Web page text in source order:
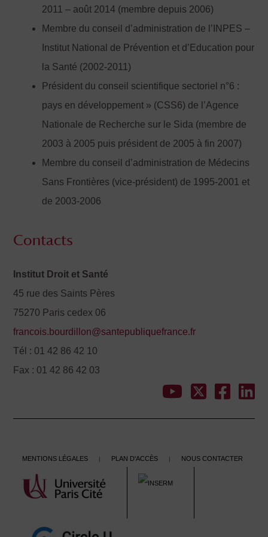
2011 – août 2014 (membre depuis 2006)
Membre du conseil d’administration de l’INPES –
Institut National de Prévention et d’Education pour
la Santé (2002-2011)
Président du conseil scientifique sectoriel n°6 :
pays en développement » (CSS6) de l’Agence
Nationale de Recherche sur le Sida (membre de
2003 à 2005 puis président de 2005 à fin 2007)
Membre du conseil d’administration de Médecins
Sans Frontières (vice-président) de 1995-2001 et
de 2003-2006
Contacts
Institut Droit et Santé
45 rue des Saints Pères
75270 Paris cedex 06
francois.bourdillon@santepubliquefrance.fr
Tél : 01 42 86 42 10
Fax : 01 42 86 42 03
Mentions légales | Plan d'accès | Nous contacter